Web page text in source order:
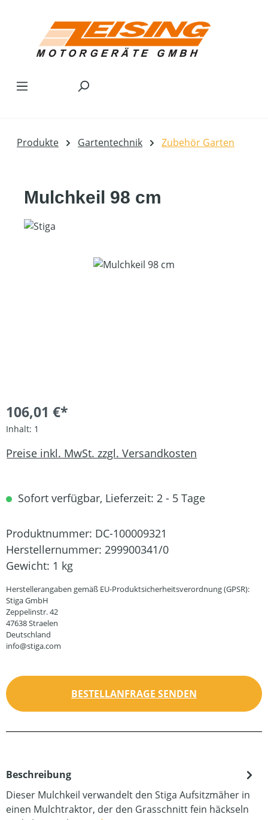
Produkte Gartentechnik Zubehör Garten
Mulchkeil 98 cm
Bildergalerie überspringen
106,01 €*
Inhalt: 1
Preise inkl. MwSt. zzgl. Versandkosten
Sofort verfügbar, Lieferzeit: 2 - 5 Tage
Produktnummer: DC-100009321
Herstellernummer: 299900341/0
Gewicht: 1 kg
Herstellerangaben gemäß EU-Produktsicherheitsverordnung (GPSR):
Stiga GmbH
Zeppelinstr. 42
47638 Straelen
Deutschland
info@stiga.com
BESTELLANFRAGE SENDEN
Beschreibung
Dieser Mulchkeil verwandelt den Stiga Aufsitzmäher in
einen Mulchtraktor, der den Grasschnitt fein häckseln